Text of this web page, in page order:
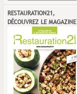
RESTAURATION21,
DÉCOUVREZ LE MAGAZINE